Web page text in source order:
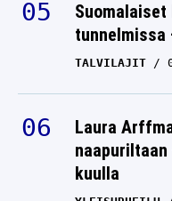
tunnelmissa
TALVILAJIT
Laura
kuulla